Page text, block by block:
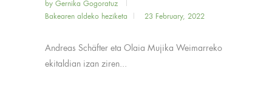
by Gernika Gogoratuz
Bakearen aldeko heziketa
23 February, 2022
Andreas Schäfter eta Olaia Mujika Weimarreko
ekitaldian izan ziren...